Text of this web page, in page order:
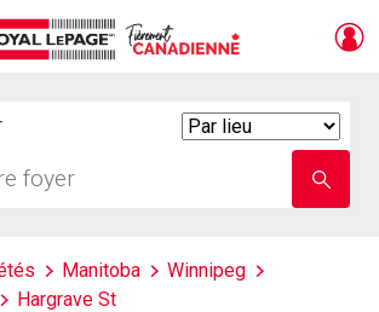
nom
Manitoba
Winnipeg
Hargrave St